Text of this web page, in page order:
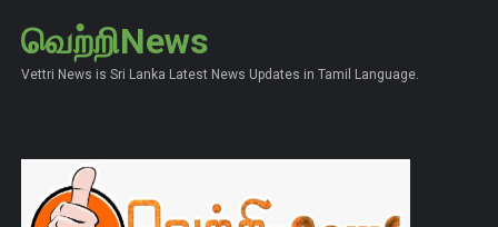
வெற்றிNews
Vettri News is Sri Lanka Latest News Updates in Tamil Language.